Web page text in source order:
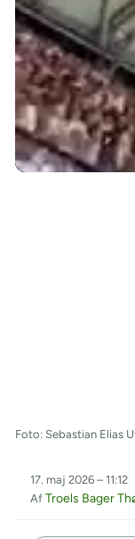
Foto: Sebastian Elias
17. maj 2026 – 11:12
Af Troels Bager